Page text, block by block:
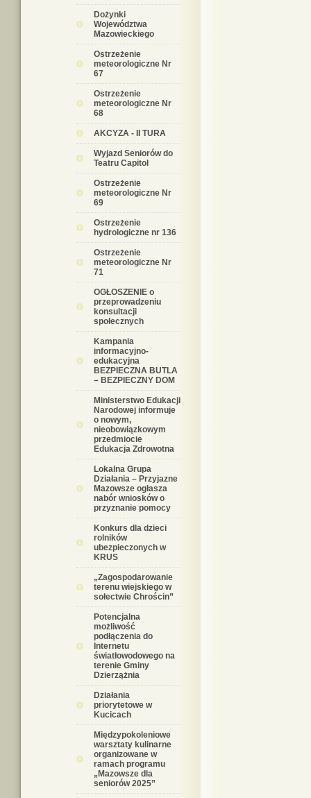
Dożynki
Województwa
Mazowieckiego
Ostrzeżenie
meteorologiczne Nr
67
Ostrzeżenie
meteorologiczne Nr
68
AKCYZA - II TURA
Wyjazd Seniorów do
Teatru Capitol
Ostrzeżenie
meteorologiczne Nr
69
Ostrzeżenie
hydrologiczne nr 136
Ostrzeżenie
meteorologiczne Nr
71
OGŁOSZENIE o
przeprowadzeniu
konsultacji
społecznych
Kampania
informacyjno-
edukacyjna
BEZPIECZNA BUTLA
– BEZPIECZNY DOM
Ministerstwo Edukacji
Narodowej informuje
o nowym,
nieobowiązkowym
przedmiocie
Edukacja Zdrowotna
Lokalna Grupa
Działania – Przyjazne
Mazowsze ogłasza
nabór wniosków o
przyznanie pomocy
Konkurs dla dzieci
rolników
ubezpieczonych w
KRUS
„Zagospodarowanie
terenu wiejskiego w
sołectwie Chrościn”
Potencjalna
możliwość
podłączenia do
Internetu
światłowodowego na
terenie Gminy
Dzierzążnia
Działania
priorytetowe w
Kucicach
Międzypokoleniowe
warsztaty kulinarne
organizowane w
ramach programu
„Mazowsze dla
seniorów 2025”